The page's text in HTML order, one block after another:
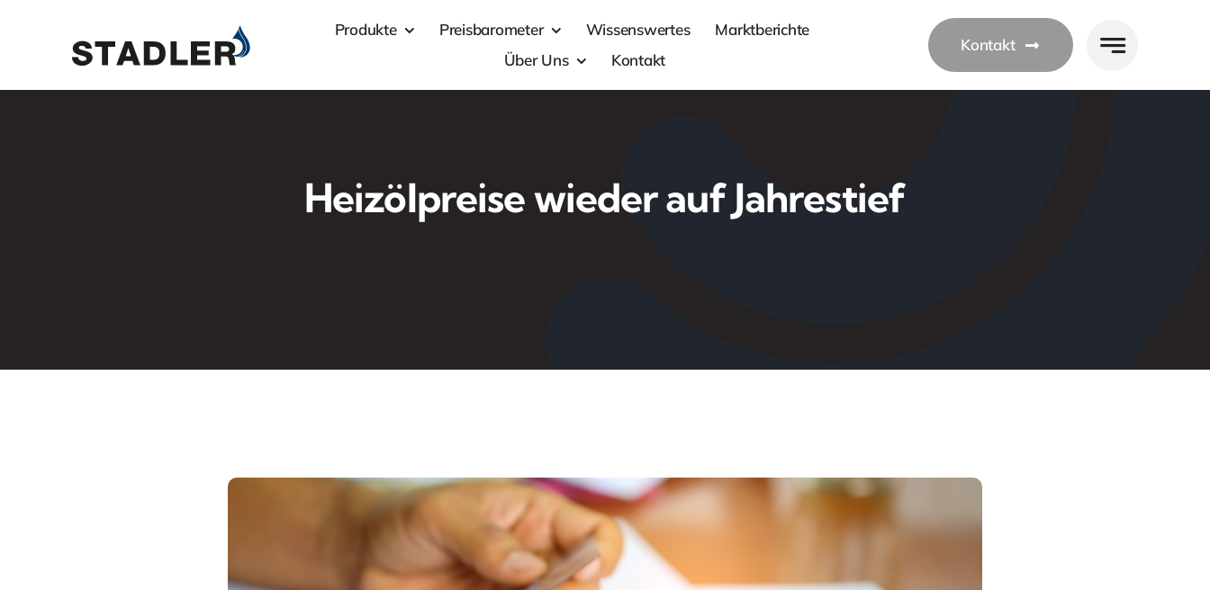
Produkte Preisbarometer Wissenswertes
Marktberichte
Über Uns
Kontakt
Kontakt
Heizölpreise wieder auf Jahrestief